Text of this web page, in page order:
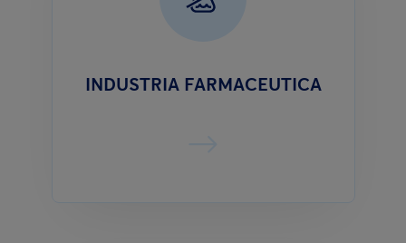
INDUSTRIA FARMACEUTICA